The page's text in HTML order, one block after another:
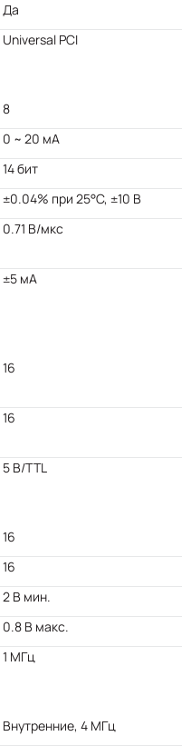
Да
Universal PCI
8
0 ~ 20 мА
14 бит
±0.04% при 25°C, ±10 В
0.71 В/мкс
±5 мА
16
16
5 В/TTL
16
16
2 В мин.
0.8 В макс.
1 МГц
Внутренние, 4 МГц